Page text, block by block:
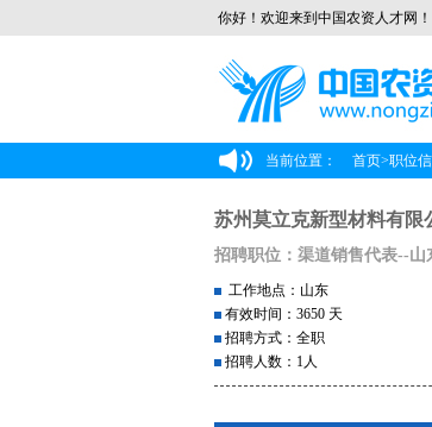
你好！欢迎来到中国农资人才网！
当前位置： 首页>职位
苏州莫立克新型材料有限
招聘职位：渠道销售代表--山
工作地点：山东
有效时间：3650 天
招聘方式：全职
招聘人数：1人